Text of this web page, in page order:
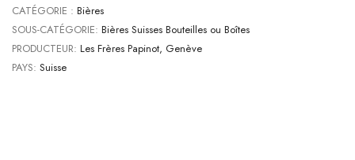
CATÉGORIE : Bières
SOUS-CATÉGORIE: Bières Suisses Bouteilles ou Boîtes
PRODUCTEUR: Les Frères Papinot, Genève
PAYS: Suisse